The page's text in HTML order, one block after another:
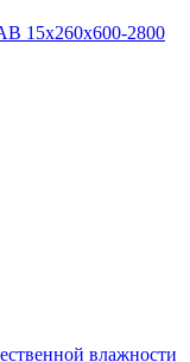
15х260х600-2800